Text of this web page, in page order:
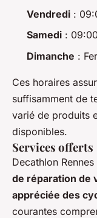
Vendredi :
Samedi :
Dimanche :
Ces horaires
suffisamment de
varié de produits
disponibles.
Services offerts
Decathlon
de réparation de
appréciée des
courantes